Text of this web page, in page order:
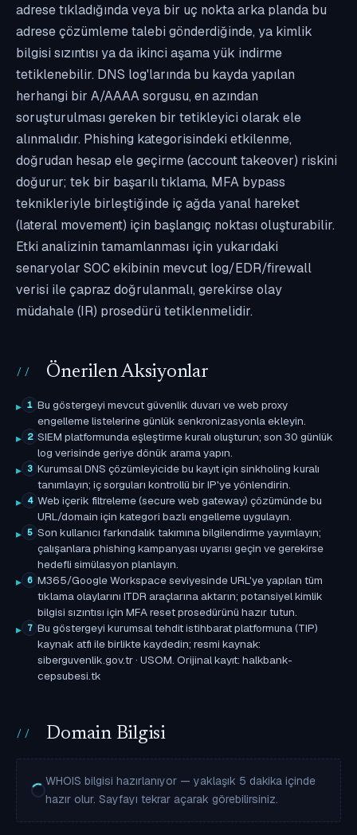
adrese tıkladığında veya bir uç nokta arka planda bu
adrese çözümleme talebi gönderdiğinde, ya kimlik
bilgisi sızıntısı ya da ikinci aşama yük indirme
tetiklenebilir. DNS log'larında bu kayda yapılan
herhangi bir A/AAAA sorgusu, en azından
soruşturulması gereken bir tetikleyici olarak ele
alınmalıdır. Phishing kategorisindeki etkilenme,
doğrudan hesap ele geçirme (account takeover) riskini
doğurur; tek bir başarılı tıklama, MFA bypass
teknikleriyle birleştiğinde iç ağda yanal hareket
(lateral movement) için başlangıç noktası oluşturabilir.
Etki analizinin tamamlanması için yukarıdaki
senaryolar SOC ekibinin mevcut log/EDR/firewall
verisi ile çapraz doğrulanmalı, gerekirse olay
müdahale (IR) prosedürü tetiklenmelidir.
Önerilen Aksiyonlar
1 Bu göstergeyi mevcut güvenlik duvarı ve web proxy
engelleme listelerine günlük senkronizasyonla ekleyin.
2 SIEM platformunda eşleştirme kuralı oluşturun; son 30 günlük
log verisinde geriye dönük arama yapın.
3 Kurumsal DNS çözümleyicide bu kayıt için sinkholing kuralı
tanımlayın; iç sorguları kontrollü bir IP'ye yönlendirin.
4 Web içerik filtreleme (secure web gateway) çözümünde bu
URL/domain için kategori bazlı engelleme uygulayın.
5 Son kullanıcı farkındalık takımına bilgilendirme yayımlayın;
çalışanlara phishing kampanyası uyarısı geçin ve gerekirse
hedefli simülasyon planlayın.
6 M365/Google Workspace seviyesinde URL'ye yapılan tüm
tıklama olaylarını ITDR araçlarına aktarın; potansiyel kimlik
bilgisi sızıntısı için MFA reset prosedürünü hazır tutun.
7 Bu göstergeyi kurumsal tehdit istihbarat platformuna (TIP)
kaynak atfı ile birlikte kaydedin; resmi kaynak:
siberguvenlik.gov.tr · USOM. Orijinal kayıt: halkbank-
cepsubesi.tk
Domain Bilgisi
WHOIS bilgisi hazırlanıyor — yaklaşık 5 dakika içinde
hazır olur. Sayfayı tekrar açarak görebilirsiniz.